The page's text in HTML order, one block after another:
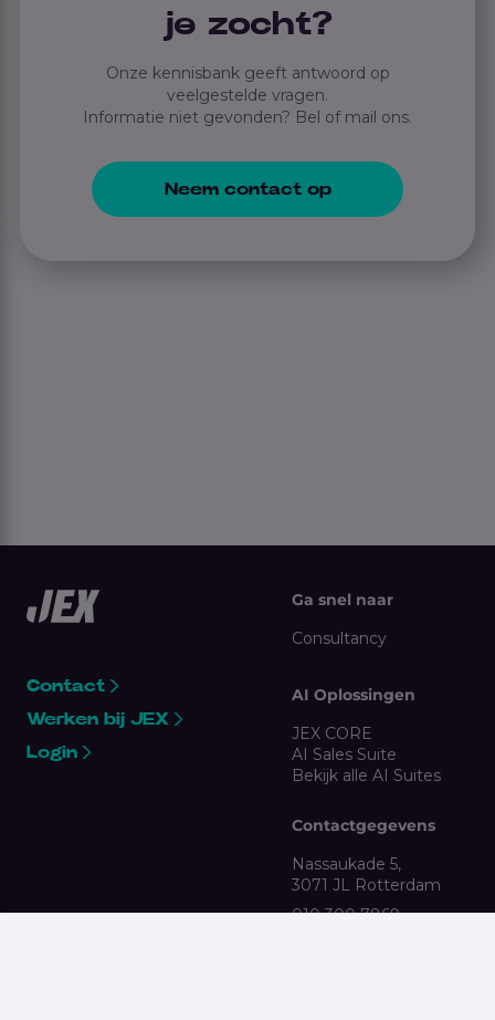
je zocht?
Onze kennisbank geeft antwoord op
veelgestelde vragen.
Informatie niet gevonden? Bel of mail ons.
Neem contact op
Contact
Werken bij JEX
Login
Ga snel naar
Consultancy
AI Oplossingen
JEX CORE
AI Sales Suite
Bekijk alle AI Suites
Contactgegevens
Nassaukade 5,
3071 JL Rotterdam
010 300 7869